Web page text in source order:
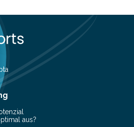
1. Multibanking-Tools: Alle
Viele Banken bieten bereits in
Multibanking-Funktion an,
anderen Banken…
aus?